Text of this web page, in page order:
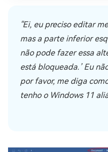
"Ei, eu preciso editar
mas a parte inferior
não pode fazer essa
está bloqueada.’ Eu
por favor, me diga
tenho o Windows 11